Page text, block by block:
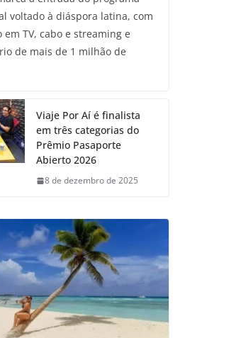
voltado à diáspora latina, com
TV, cabo e streaming e
de mais de 1 milhão de
Viaje Por Aí é finalista
em três categorias do
Prêmio Pasaporte
Abierto 2026
8 de dezembro de 2025